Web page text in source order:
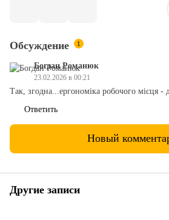
Обсуждение 1
Богдан Романюк
23.02.2026 в 00:21
Так, згодна...ергономіка робочого місця
Ответить
Новый
Другие записи